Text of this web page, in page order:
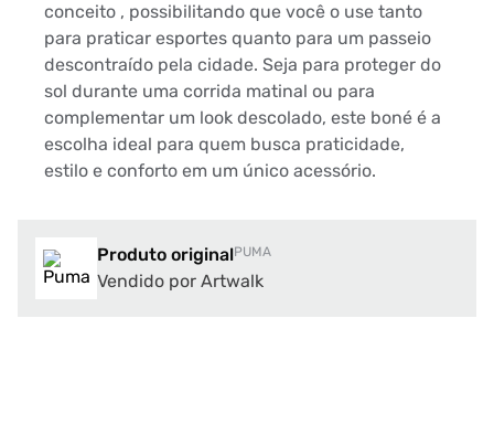
conceito , possibilitando que você o use tanto
para praticar esportes quanto para um passeio
descontraído pela cidade. Seja para proteger do
sol durante uma corrida matinal ou para
complementar um look descolado, este boné é a
escolha ideal para quem busca praticidade,
estilo e conforto em um único acessório.
Produto originalPUMA
Vendido por Artwalk